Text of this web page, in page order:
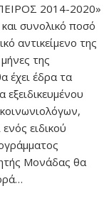
2014-2020»
συνολικό ποσό
αντικείμενο της
της
έχει έδρα τα
εξειδικευμένου
ειδικού
Μονάδας θα